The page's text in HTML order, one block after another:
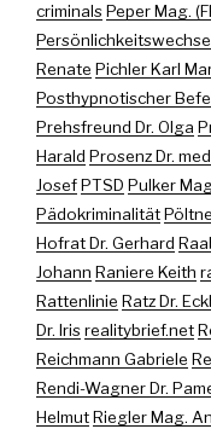
criminalsPeper Mag.
Renate Pichler Karl
Posthypnotischer
Prehsfreund Dr. Olga
Harald Prosenz Dr.
JosefPTSD Pulker
Pädokriminalität
Hofrat Dr. Gerhard
Johann Raniere Keith
Rattenlinie Ratz Dr.
Dr. Irisrealitybrief.net
Reichmann Gabriele
Rendi-Wagner Dr.
HelmutRiegler Mag.